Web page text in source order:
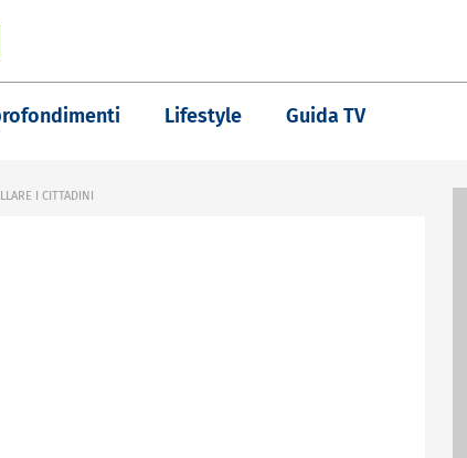
Lifestyle Guida TV
I CITTADINI